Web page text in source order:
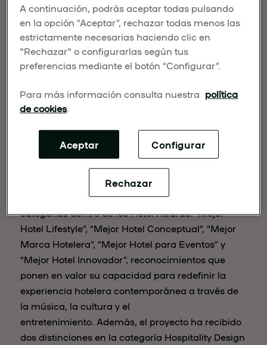
El hotel madrileño ha sido galardonado en cinco
categorías dentro de los Hotel Awards: “Mejor
Hotel Lifestyle”, “Mejor Hotel Conceptual”, “Mejor
Marca Hotelera”, “Mejor Hotel para Eventos” y
“Mejor Hotel Innovador”, reconocimientos que
ponen en valor su capacidad para redefinir la
experiencia hotelera contemporánea a través de
la música, la cultura y el
entretenimiento. Además, el proyecto ha recibido
dos distinciones en la categoría Hospitality Design
A continuación, podrás aceptar todas pulsando
en la opción “Aceptar”, rechazar todas menos las
estrictamente necesarias haciendo clic en
"Rechazar" o configurarlas según tus
preferencias mediante el botón “Configurar”.
Para más información consulta nuestra política
de cookies.
Rechazar
Aceptar Configurar